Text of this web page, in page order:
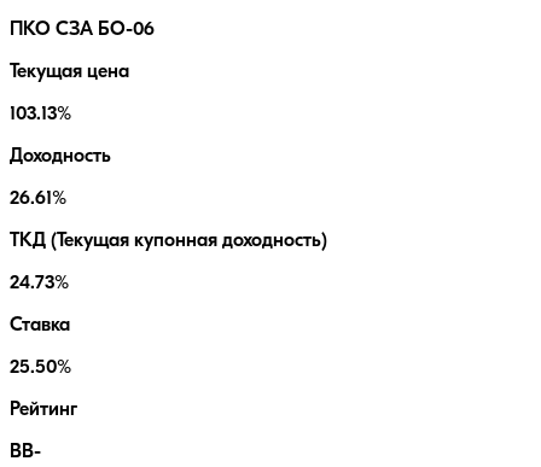
ПКО СЗА БО-06
Текущая цена
103.13%
Доходность
26.61%
ТКД (Текущая купонная доходность)
24.73%
Ставка
25.50%
Рейтинг
BB-